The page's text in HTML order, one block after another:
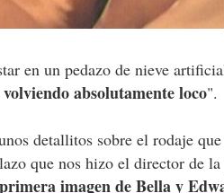
en un pedazo de nieve
volviendo absolutamente loco".
detallitos sobre el rodaje
que nos hizo el director de
imagen de Bella y